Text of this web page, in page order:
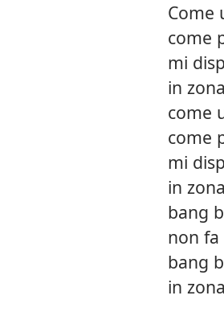
Come
come
mi
in
come
come
mi
in
bang
non
bang
in